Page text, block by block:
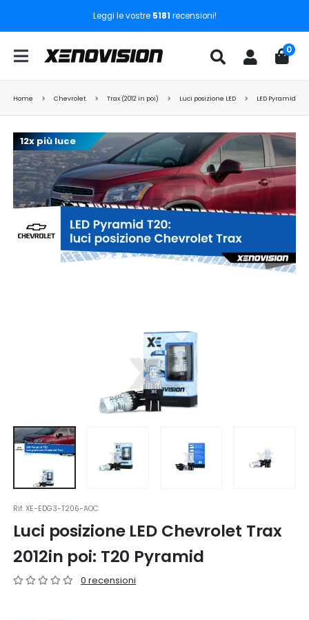
Leggi le vostre 5181 recensioni!
0
Home Chevrolet Trax (2012 in poi) Luci posizione LED LED Pyramid
12x più luce
Rif.XE-EDG3-T206-AOC
Luci posizione LED Chevrolet Trax
2012in poi: T20 Pyramid
0 recensioni